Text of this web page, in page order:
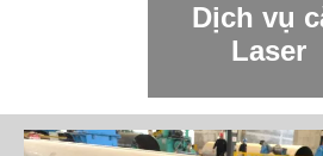
Dịch vụ
Laser